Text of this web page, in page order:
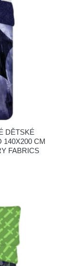
DĚTSKÉ
140X200 CM
FABRICS